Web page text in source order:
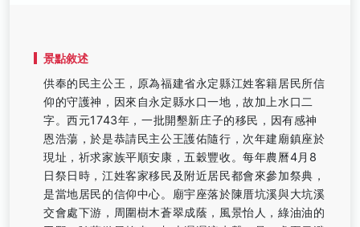
景點敘述
供奉的民主公王，原為福建省永定縣江姓客籍居民所信
仰的守護神，因來自永定縣水口一地，故加上水口二
字。西元1743年，一批開墾新庄子的移民，因有感神
恩浩蕩，於是恭請民主公王護佑隨行，次年建廟鎮座於
現址，祈求家族平順安康，五穀豐收。每年農曆4月8
日祭日時，江姓客家移民及附近居民都會來參加祭典，
是當地居民的信仰中心。廟宇座落於陳厝坑溪與大坑溪
交會處下游，周圍樹木蒼翠成蔭，風景怡人，綠油油的